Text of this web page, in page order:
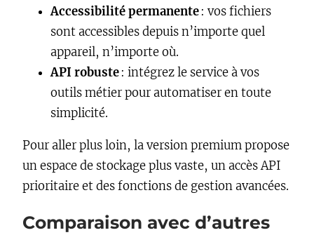
Accessibilité permanente: vos fichiers
sont accessibles depuis n’importe quel
appareil, n’importe où.
API robuste: intégrez le service à vos
outils métier pour automatiser en toute
simplicité.
Pour aller plus loin, la version premium propose
un espace de stockage plus vaste, un accès API
prioritaire et des fonctions de gestion avancées.
Comparaison avec d’autres